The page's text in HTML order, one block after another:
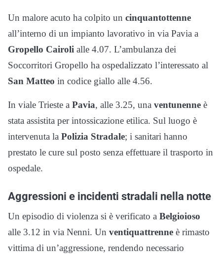
Un malore acuto ha colpito un cinquantottenne
all’interno di un impianto lavorativo in via Pavia a
Gropello Cairoli alle 4.07. L’ambulanza dei
Soccorritori Gropello ha ospedalizzato l’interessato al
San Matteo in codice giallo alle 4.56.
In viale Trieste a Pavia, alle 3.25, una ventunenne è
stata assistita per intossicazione etilica. Sul luogo è
intervenuta la Polizia Stradale; i sanitari hanno
prestato le cure sul posto senza effettuare il trasporto in
ospedale.
Aggressioni e incidenti stradali nella notte
Un episodio di violenza si è verificato a Belgioioso
alle 3.12 in via Nenni. Un ventiquattrenne è rimasto
vittima di un’aggressione, rendendo necessario